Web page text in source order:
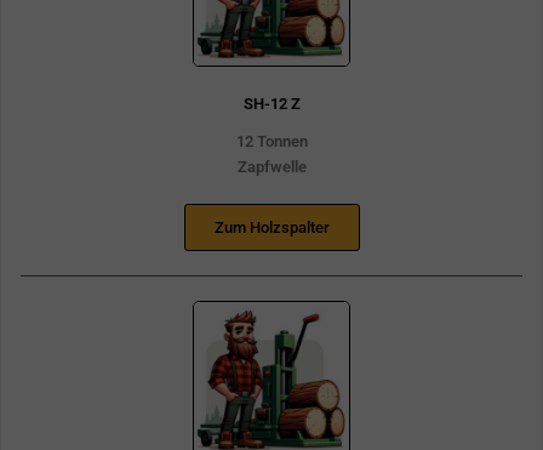
SH-12 Z
12 Tonnen
Zapfwelle
Zum Holzspalter